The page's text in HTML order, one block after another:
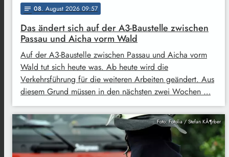
notes 08. August 2026 09:57
Das ändert sich auf der A3-Baustelle zwischen
Passau und Aicha vorm Wald
Auf der A3-Baustelle zwischen Passau und Aicha vorm
Wald tut sich heute was. Ab heute wird die
Verkehrsführung für die weiteren Arbeiten geändert. Aus
diesem Grund müssen in den nächsten zwei Wochen …
Foto: Fotolia / Stefan KÃ¶rber